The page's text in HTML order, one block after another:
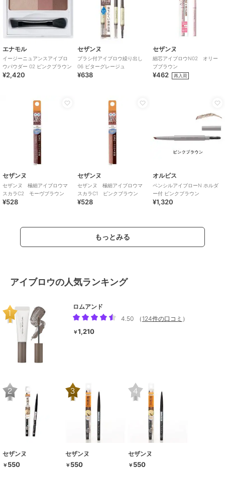
エナモル
イージーニュアンスアイブロ
ウパウダー 02 ピンクブラウン
¥2,420
セザンヌ
ブラシ付アイブロウ繰り出し
06 ビターグレージュ
¥638
セザンヌ
細芯アイブロウN02 オリー
ブブラウン
¥462 再入荷
セザンヌ
セザンヌ 極細アイブロウマ
スカラC2 モーヴブラウン
¥528
セザンヌ
セザンヌ 極細アイブロウマ
スカラC1 ピンクブラウン
¥528
オルビス
ペンシルアイブローN ホルダ
ー付 ピンクブラウン
¥1,320
もっとみる
アイブロウの人気ランキング
ロムアンド
4.50
（ 124件の口コミ ）
￥1,210
セザンヌ
￥ 550
セザンヌ
￥ 550
セザンヌ
￥ 550